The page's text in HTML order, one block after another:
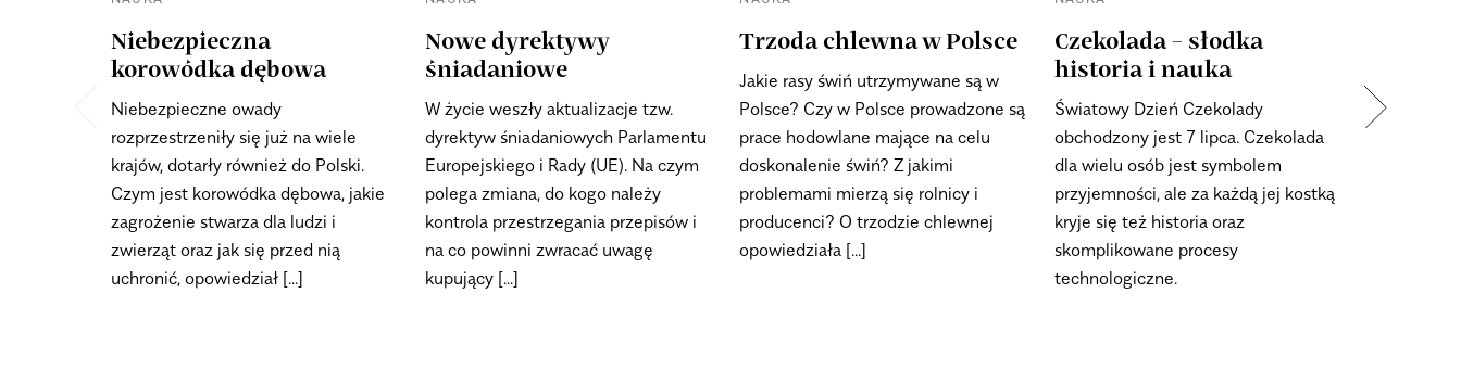
Niebezpieczna
korowódka dębowa
Niebezpieczne owady
rozprzestrzeniły się już na wiele
krajów, dotarły również do Polski.
Czym jest korowódka dębowa, jakie
zagrożenie stwarza dla ludzi i
zwierząt oraz jak się przed nią
uchronić, opowiedział [...]
Nowe dyrektywy
śniadaniowe
W życie weszły aktualizacje tzw.
dyrektyw śniadaniowych Parlamentu
Europejskiego i Rady (UE). Na czym
polega zmiana, do kogo należy
kontrola przestrzegania przepisów i
na co powinni zwracać uwagę
kupujący [...]
Trzoda chlewna w Polsce
Jakie rasy świń utrzymywane są w
Polsce? Czy w Polsce prowadzone są
prace hodowlane mające na celu
doskonalenie świń? Z jakimi
problemami mierzą się rolnicy i
producenci? O trzodzie chlewnej
opowiedziała [...]
Czekolada – słodka
historia i nauka
Światowy Dzień Czekolady
obchodzony jest 7 lipca. Czekolada
dla wielu osób jest symbolem
przyjemności, ale za każdą jej kostką
kryje się też historia oraz
skomplikowane procesy
technologiczne.
chromu